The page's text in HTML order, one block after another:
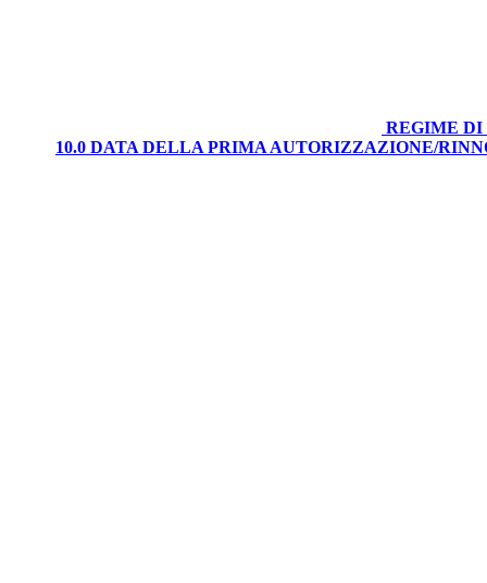
REGIME DI
10.0 DATA DELLA PRIMA AUTORIZZAZIONE/